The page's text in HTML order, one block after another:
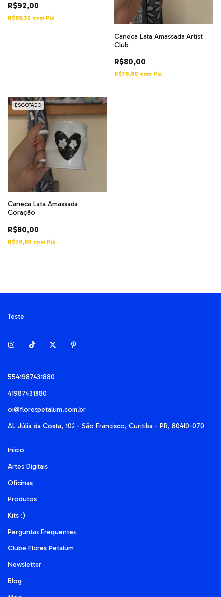
R$92,00
R$88,32 com Pix
Caneca Lata Amassada Artist
Club
R$80,00
R$76,80 com Pix
ESGOTADO
Caneca Lata Amassada
Coração
R$80,00
R$76,80 com Pix
Teste
5541987431880
41987431880
oi@florespetalum.com.br
Al. Júlia da Costa, 102 - São Francisco, Curitiba - PR, 80410-070
Início
Artes Digitais
Oficinas
Produtos
Kits :)
Perguntas Frequentes
Clube Flores Petalum
Newsletter
Blog